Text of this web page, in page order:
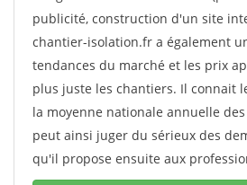
publicité, construction d'un site
chantier-isolation.fr a également
tendances du marché et les prix
plus juste les chantiers. Il connait
la moyenne nationale annuelle
peut ainsi juger du sérieux des
qu'il propose ensuite aux